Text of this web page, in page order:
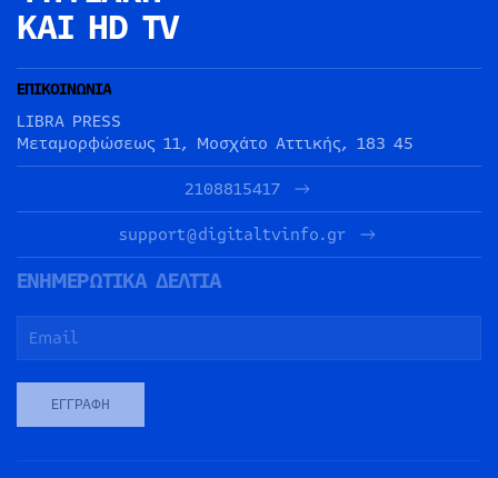
ΚΑΙ HD TV
ΕΠΙΚΟΙΝΩΝΙΑ
LIBRA PRESS
Μεταμορφώσεως 11, Μοσχάτο Αττικής, 183 45
2108815417
support@digitaltvinfo.gr
ΕΝΗΜΕΡΩΤΙΚΑ ΔΕΛΤΙΑ
ΕΓΓΡΑΦΉ